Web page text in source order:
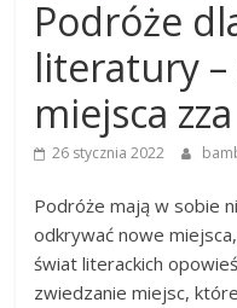
Podróże
literatury –
miejsca
26 stycznia 2022
Podróże mają w sobie
odkrywać nowe
świat literackich
zwiedzanie miejsc,